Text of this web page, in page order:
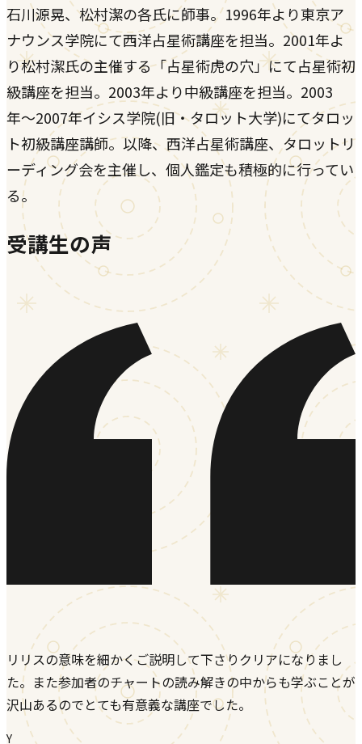
石川源晃、松村潔の各氏に師事。1996年より東京ア
ナウンス学院にて西洋占星術講座を担当。2001年よ
り松村潔氏の主催する「占星術虎の穴」にて占星術初
級講座を担当。2003年より中級講座を担当。2003
年〜2007年イシス学院(旧・タロット大学)にてタロッ
ト初級講座講師。以降、西洋占星術講座、タロットリ
ーディング会を主催し、個人鑑定も積極的に行ってい
る。
受講生の声
リリスの意味を細かくご説明して下さりクリアになりまし
た。また参加者のチャートの読み解きの中からも学ぶことが
沢山あるのでとても有意義な講座でした。
Y